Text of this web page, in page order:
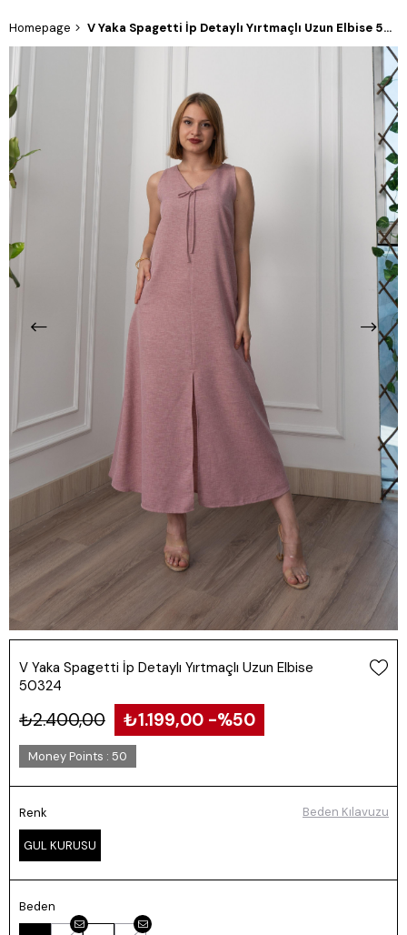
Homepage V Yaka Spagetti İp Detaylı Yırtmaçlı Uzun Elbise 50324
V Yaka Spagetti İp Detaylı Yırtmaçlı Uzun Elbise
50324
₺2.400,00 ₺1.199,00 50
Money Points : 50
Renk
GUL KURUSU
Beden
Beden Kılavuzu